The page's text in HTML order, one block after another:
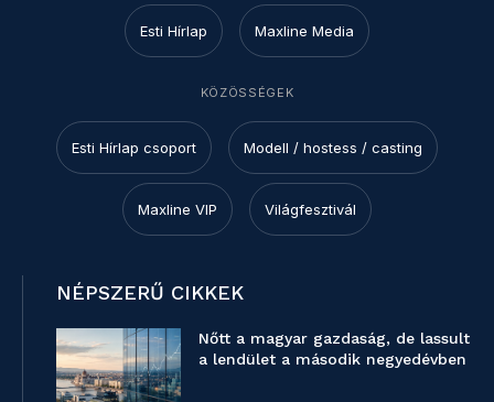
Esti Hírlap Maxline Media
KÖZÖSSÉGEK
Esti Hírlap csoport Modell / hostess / casting
Maxline VIP Világfesztivál
NÉPSZERŰ CIKKEK
Nőtt a magyar gazdaság, de lassult
a lendület a második negyedévben